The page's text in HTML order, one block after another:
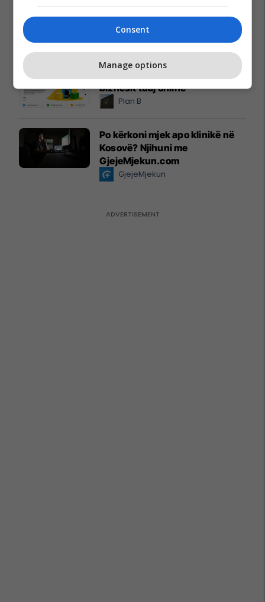
Kursimet mund t’ju sjellin një
banesë
Banka Ekonomike
biznesit tuaj online
Plan B
Po kërkoni mjek apo klinikë në
Kosovë? Njihuni me
GjejeMjekun.com
GjejeMjekun
Consent
Manage options